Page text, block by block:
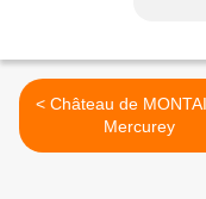
< Château de MONTAIGU -
Mercurey